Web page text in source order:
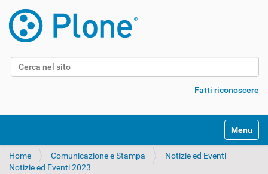
Cerca nel sito
Fatti riconoscere
Alterna
Home Comunicazione e Stampa
Notizie ed Eventi
Notizie ed Eventi 2023